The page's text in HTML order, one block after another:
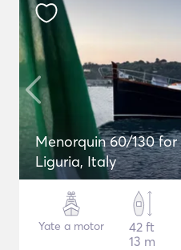
Menorquin 60/130
Liguria, Italy
Yate a motor
42 ft
13 m